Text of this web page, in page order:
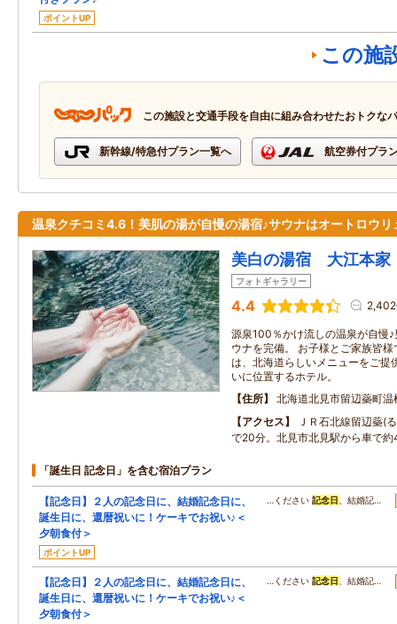
ポイントUP
この施
この施設と交通手段を自由に組み合わせたおトクな
新幹線/特急付プラン一覧へ 航空券付プラ
温泉クチコミ4.6！美肌の湯が自慢の湯宿♪サウナはオートロウリ
美白の湯宿 大江本家
フォトギャラリー
4.4
源泉100％かけ流しの温泉が自慢
ウナを完備。 お子様とご家族皆
は、北海道らしいメニューをご提
いに位置するホテル。
住所
北海道北見市留辺蘂町
アクセス
ＪＲ石北線留辺蘂(
で20分。北見市北見駅から車で
「誕生日 記念日」を含む宿泊プラン
【記念日】２人の記念日に、結婚記念日に、
誕生日に、還暦祝いに！ケーキでお祝い♪＜
夕朝食付＞
ポイントUP
…ください記念日 、結婚記…
【記念日】２人の記念日に、結婚記念日に、
誕生日に、還暦祝いに！ケーキでお祝い♪＜
夕朝食付＞
…ください記念日 、結婚記…